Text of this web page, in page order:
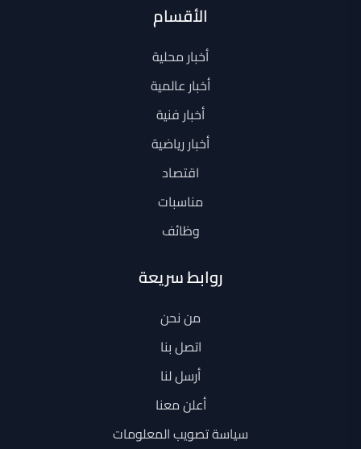
الأقسام
أخبار محلية
أخبار عالمية
أخبار فنية
أخبار رياضية
اقتصاد
مناسبات
وظائف
روابط سريعة
من نحن
اتصل بنا
أرسل لنا
أعلن معنا
سياسة تصويب المعلومات